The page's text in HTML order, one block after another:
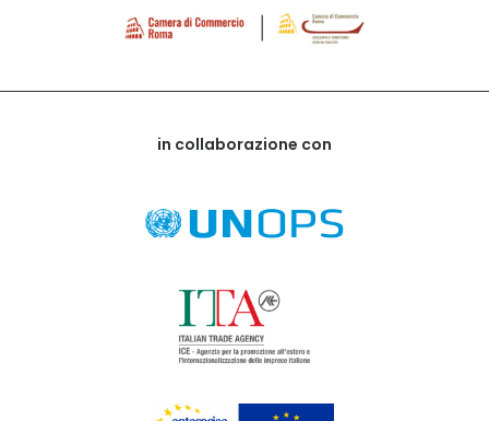
in collaborazione con